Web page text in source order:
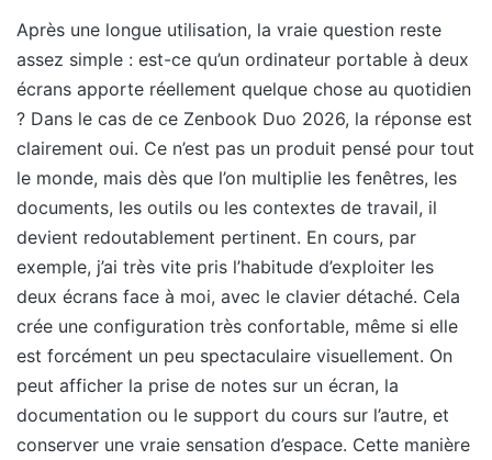
Après une longue utilisation, la vraie question reste
assez simple : est-ce qu’un ordinateur portable à deux
écrans apporte réellement quelque chose au quotidien
? Dans le cas de ce Zenbook Duo 2026, la réponse est
clairement oui. Ce n’est pas un produit pensé pour tout
le monde, mais dès que l’on multiplie les fenêtres, les
documents, les outils ou les contextes de travail, il
devient redoutablement pertinent. En cours, par
exemple, j’ai très vite pris l’habitude d’exploiter les
deux écrans face à moi, avec le clavier détaché. Cela
crée une configuration très confortable, même si elle
est forcément un peu spectaculaire visuellement. On
peut afficher la prise de notes sur un écran, la
documentation ou le support du cours sur l’autre, et
conserver une vraie sensation d’espace. Cette manière